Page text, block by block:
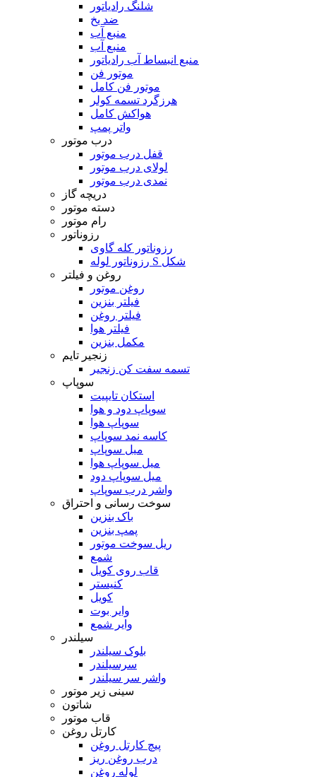
شلنگ رادیاتور
ضد یخ
منبع آب
منبع آب
منبع انبساط آب رادیاتور
موتور فن
موتور فن کامل
هرزگرد تسمه کولر
هواکش کامل
واتر پمپ
درب موتور
قفل درب موتور
لولای درب موتور
نمدی درب موتور
دریچه گاز
دسته موتور
رام موتور
رزوناتور
رزوناتور کله گاوی
رزوناتور لوله S شکل
روغن و فیلتر
روغن موتور
فیلتر بنزین
فیلتر روغن
فیلتر هوا
مکمل بنزین
زنجیر تایم
تسمه سفت کن زنجیر
سوپاپ
استکان تایپیت
سوپاپ دود و هوا
سوپاپ هوا
کاسه نمد سوپاپ
میل سوپاپ
میل سوپاپ هوا
میل سوپاپ دود
واشر درب سوپاپ
سوخت رسانی و احتراق
باک بنزین
پمپ بنزین
ریل سوخت موتور
شمع
قاب روی کویل
کنیستر
کویل
وایر بوت
وایر شمع
سیلندر
بلوک سیلندر
سرسیلندر
واشر سر سیلندر
سینی زیر موتور
شاتون
قاب موتور
کارتل روغن
پیچ کارتل روغن
درب روغن ریز
لوله روغن